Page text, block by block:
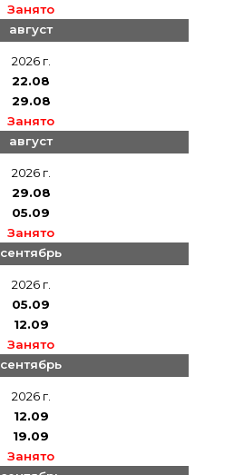
Занято
август
2026 г.
22.08
29.08
Занято
август
2026 г.
29.08
05.09
Занято
сентябрь
2026 г.
05.09
12.09
Занято
сентябрь
2026 г.
12.09
19.09
Занято